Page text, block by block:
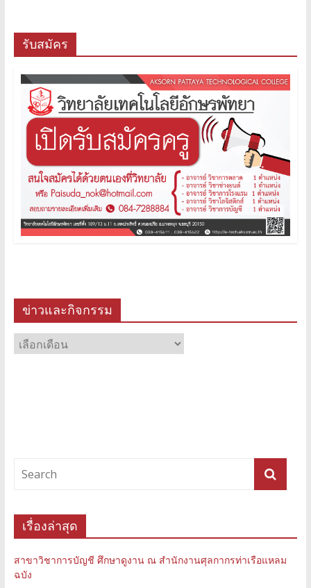
รับสมัคร
ข่าวและกิจกรรม
ข่าว
และ
เรื่องล่าสุด
สาขาวิชาการบัญชี ศึกษาดูงาน ณ สำนักงานศุลกากรท่าเรือแหลม
ฉบัง